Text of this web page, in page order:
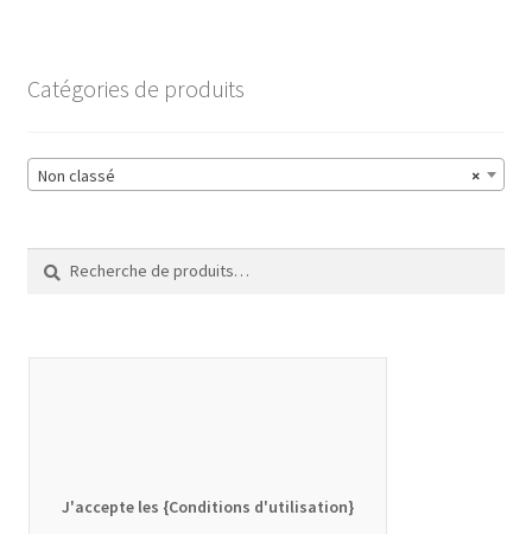
Catégories de produits
×
Non classé
pour :
J'accepte les {Conditions d'utilisation}